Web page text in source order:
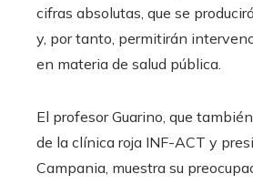
cifras absolutas, que se
y, por tanto, permitirán
en materia de salud pública.
El profesor Guarino, que
de la clínica roja INF-ACT y
Campania, muestra su